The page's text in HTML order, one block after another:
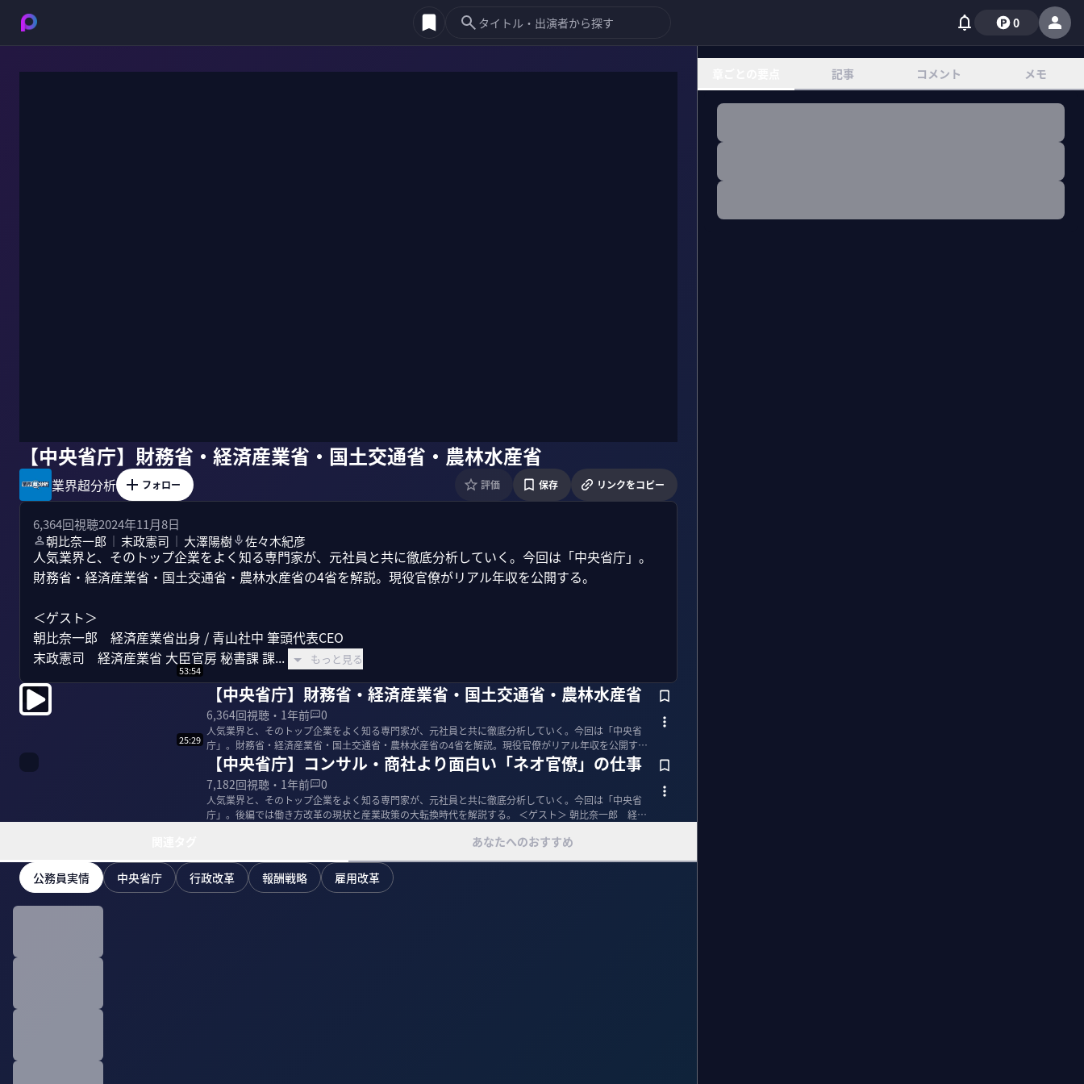
0
【中央省庁】財務省・経済産業省・国土交通省・農林水産省
業界超分析 フォロー 評価 保存 リンクをコピー
6,364回視聴2024年11月8日
朝比奈一郎 ｜ 末政憲司 ｜ 大澤陽樹 佐々木紀彦
人気業界と、そのトップ企業をよく知る専門家が、元社員と共に徹底分析していく。今回は「中央省庁」。
財務省・経済産業省・国土交通省・農林水産省の4省を解説。現役官僚がリアル年収を公開する。
＜ゲスト＞
朝比奈一郎　経済産業省出身 / 青山社中 筆頭代表CEO
末政憲司　経済産業省 大臣官房 秘書課 課...
もっと見る
53:54
【中央省庁】財務省・経済産業省・国土交通省・農林水産省
6,364回視聴・ 1年前 0
人気業界と、そのトップ企業をよく知る専門家が、元社員と共に徹底分析していく。今回は「中央省
庁」。財務省・経済産業省・国土交通省・農林水産省の4省を解説。現役官僚がリアル年収を公開す
る。 ＜ゲスト＞ ...
25:29
【中央省庁】コンサル・商社より面白い「ネオ官僚」の仕事
7,182回視聴・ 1年前 0
人気業界と、そのトップ企業をよく知る専門家が、元社員と共に徹底分析していく。今回は「中央省
庁」。後編では働き方改革の現状と産業政策の大転換時代を解説する。 ＜ゲスト＞ 朝比奈一郎 経済
あなたへのおすすめ
公務員実情 中央省庁 行政改革 報酬戦略 雇用改革
記事 コメント メモ